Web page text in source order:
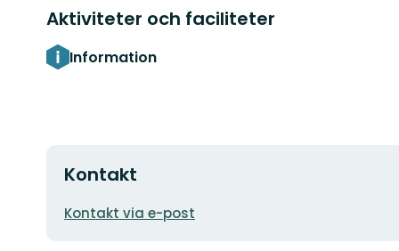
Aktiviteter och faciliteter
Information
Kontakt
E-
Kontakt via e-post